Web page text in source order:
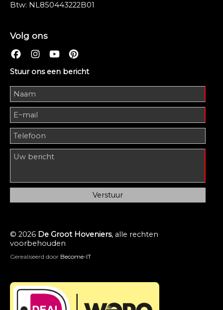
Btw: NL850443222B01
Volg ons
Stuur ons een bericht
© 2026 De Groot Hoveniers, alle rechten
voorbehouden
Gerealiseerd door Become-IT